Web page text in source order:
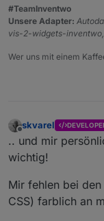
#TeamInventwo
Unsere Adapter:
vis-2-widgets-
Wer uns mit einem
Offline
skvarel
.. und mir
wichtig!
Mir fehlen bei
CSS) farblich an